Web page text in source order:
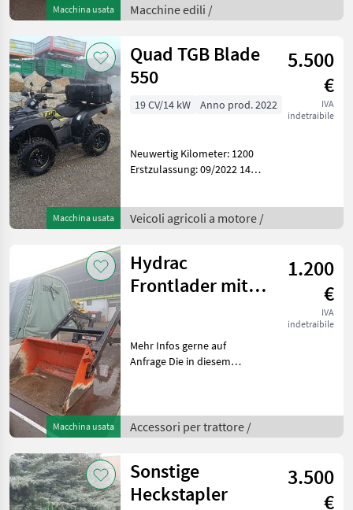
Macchina usata
Klicksystem 40cm Schaufel
Die in diesem Produkt
Macchine edili /
Macchina usata
Quad TGB Blade
550
5.500
€
IVA
indetraibile
19 CV/14 kW Anno prod. 2022
Neuwertig Kilometer: 1200
Erstzulassung: 09/2022 14.3
Länge: 2120 mm Breite:
1240 mm Höhe: 1500 mm
Veicoli agricoli a motore /
Macchina usata
Hydrac
Frontlader mit
1.200
€
IVA
indetraibile
Mehr Infos gerne auf
Anfrage Die in diesem
Betriebsstunden, Baujahr,
Ausstattung) sind
Accessori per trattore /
Sonstige
Heckstapler
3.500
€